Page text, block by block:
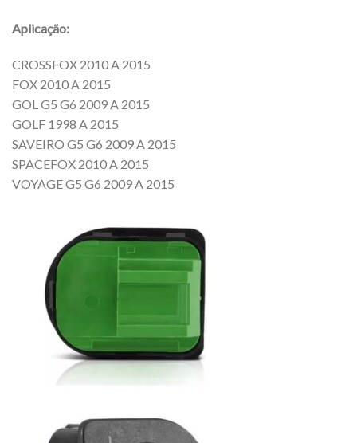
Aplicação:
CROSSFOX 2010 A 2015
FOX 2010 A 2015
GOL G5 G6 2009 A 2015
GOLF 1998 A 2015
SAVEIRO G5 G6 2009 A 2015
SPACEFOX 2010 A 2015
VOYAGE G5 G6 2009 A 2015